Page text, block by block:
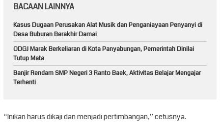
BACAAN LAINNYA
Kasus Dugaan Perusakan Alat Musik dan Penganiayaan Penyanyi di
Desa Buburan Berakhir Damai
ODGJ Marak Berkeliaran di Kota Panyabungan, Pemerintah Dinilai
Tutup Mata
Banjir Rendam SMP Negeri 3 Ranto Baek, Aktivitas Belajar Mengajar
Terhenti
“Inikan harus dikaji dan menjadi pertimbangan,” cetusnya.